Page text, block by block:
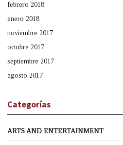
febrero 2018
enero 2018
noviembre 2017
octubre 2017
septiembre 2017
agosto 2017
Categorías
ARTS AND ENTERTAINMENT